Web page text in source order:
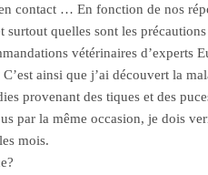
contact … En fonction de nos
surtout quelles sont les
vétérinaires d’experts
ainsi que j’ai découvert la
provenant des tiques et des
par la même occasion, je dois
mois.